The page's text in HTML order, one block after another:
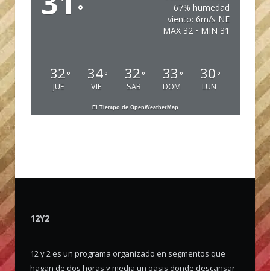
°
67% humedad
viento: 6m/s NE
MAX 32 • MIN 31
32 °
JUE
34°
VIE
32 °
SAB
33 °
DOM
30 °
LUN
El Tiempo de OpenWeatherMap
12Y2
12 y 2 es un programa organizado en segmentos que
hagan de dos horas y media un oasis donde descansar